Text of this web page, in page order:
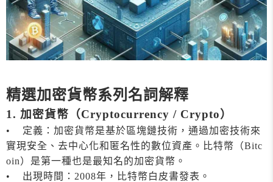
精選加密貨幣系列名詞解釋
1. 加密貨幣（Cryptocurrency / Crypto）
• 定義：加密貨幣是基於區塊鏈技術，通過加密技術來
實現安全、去中心化和匿名性的數位資產。比特幣（Bitc
oin）是第一種也是最知名的加密貨幣。
• 出現時間：2008年，比特幣白皮書發表。